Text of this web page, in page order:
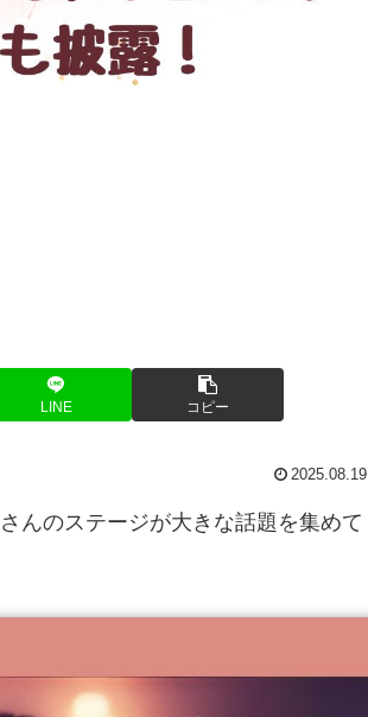
LINE コピー
2025.08.19
んのステージが大きな話題を集めて